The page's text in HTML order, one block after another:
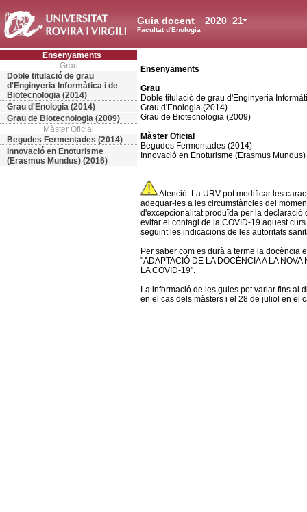
2020_21
Guia docent
Facultat d'Enologia
Ensenyaments
Grau
Doble titulació de grau
d'Enginyeria Informàtica i de
Biotecnologia (2014)
Grau d'Enologia (2014)
Grau de Biotecnologia (2009)
Màster Oficial
Begudes Fermentades (2014)
Innovació en Enoturisme
(Erasmus Mundus) (2016)
Ensenyaments
Grau
Doble titulació de grau d'Enginyeria
Grau d'Enologia (2014)
Grau de Biotecnologia (2009)
Màster Oficial
Begudes Fermentades (2014)
Innovació en Enoturisme (Erasmus
Atenció: La URV pot modificar les
adequar-les a les circumstàncies del
d'excepcionalitat produïda per la declaració
evitar el contagi de la COVID-19 aquest
seguint les indicacions de les autoritats
Per saber com es durà a terme la docència
"ADAPTACIÓ DE LA DOCÈNCIA A LA
LA COVID-19".
La informació de les guies pot variar fins al
en el cas dels màsters i el 28 de juliol en el